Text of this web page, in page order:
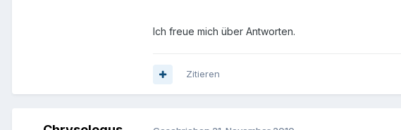
Ich freue mich über Antworten.
Zitieren